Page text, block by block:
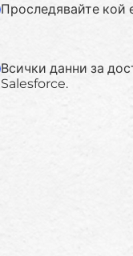
Проследявайте кой
Всички данни за
Salesforce.